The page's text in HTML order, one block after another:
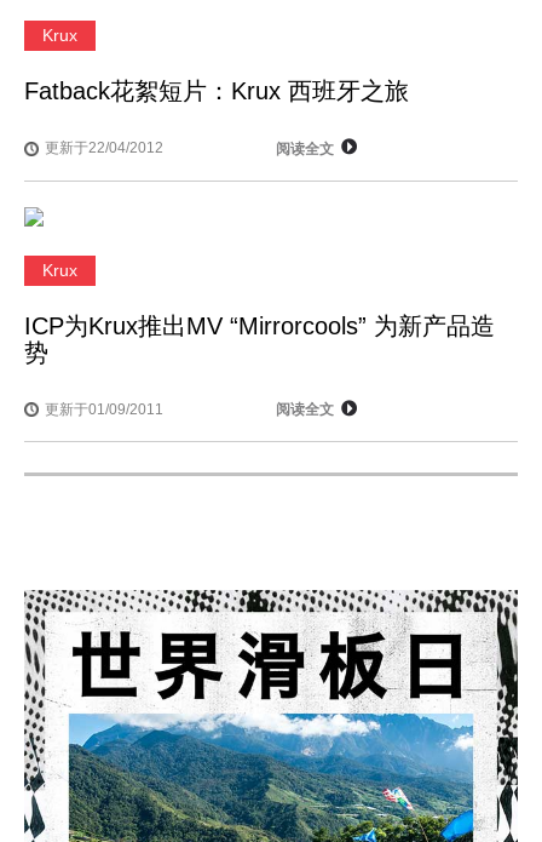
Krux
Fatback花絮短片：Krux 西班牙之旅
更新于22/04/2012 阅读全文
Krux
ICP为Krux推出MV “Mirrorcools” 为新产品造
势
更新于01/09/2011 阅读全文